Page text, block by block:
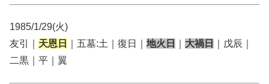
1985/1/29(火)
友引｜ 天恩日 ｜五墓:土｜復日｜ 地火日 大禍日
｜戊辰｜
二黒｜平｜翼